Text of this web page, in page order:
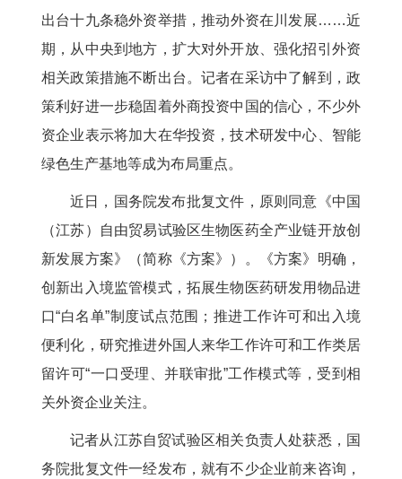
出台十九条稳外资举措，推动外资在川发展……近
期，从中央到地方，扩大对外开放、强化招引外资
相关政策措施不断出台。记者在采访中了解到，政
策利好进一步稳固着外商投资中国的信心，不少外
资企业表示将加大在华投资，技术研发中心、智能
绿色生产基地等成为布局重点。
近日，国务院发布批复文件，原则同意《中国
（江苏）自由贸易试验区生物医药全产业链开放创
新发展方案》（简称《方案》）。《方案》明确，
创新出入境监管模式，拓展生物医药研发用物品进
口“白名单”制度试点范围；推进工作许可和出入境
便利化，研究推进外国人来华工作许可和工作类居
留许可“一口受理、并联审批”工作模式等，受到相
关外资企业关注。
记者从江苏自贸试验区相关负责人处获悉，国
务院批复文件一经发布，就有不少企业前来咨询，